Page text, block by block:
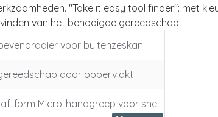
"Take it easy tool finder": met
van het benodigde gereedschap.
voor buitenzeskan
door oppervlakt
Micro-handgreep voor sne